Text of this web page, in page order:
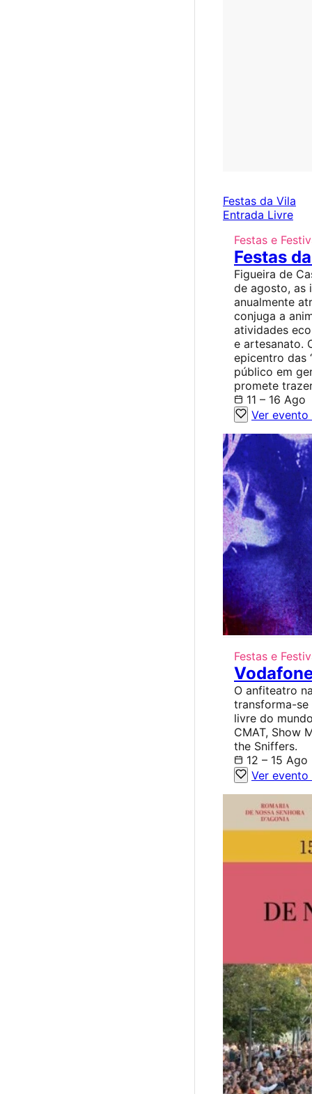
Festas da Vila
Entrada Livre
Festas e
Festas
Figueira de
de agosto, as
anualmente
conjuga a
atividades
e artesanato.
epicentro das
público em
promete
11 – 16 Ago
Ver
Festas e
O anfiteatro
transforma-se
livre do
CMAT, Show
the Sniffers.
12 – 15 Ago
Ver